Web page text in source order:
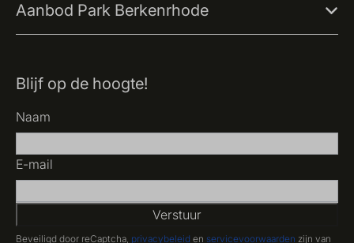
Aanbod Park Berkenrhode
Blijf op de hoogte!
Naam
E-mail
Verstuur
Beveiligd door reCaptcha, privacybeleid en servicevoorwaarden zijn van